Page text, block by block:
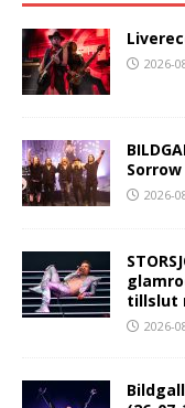
2026-
2026-
tillslut
2026-